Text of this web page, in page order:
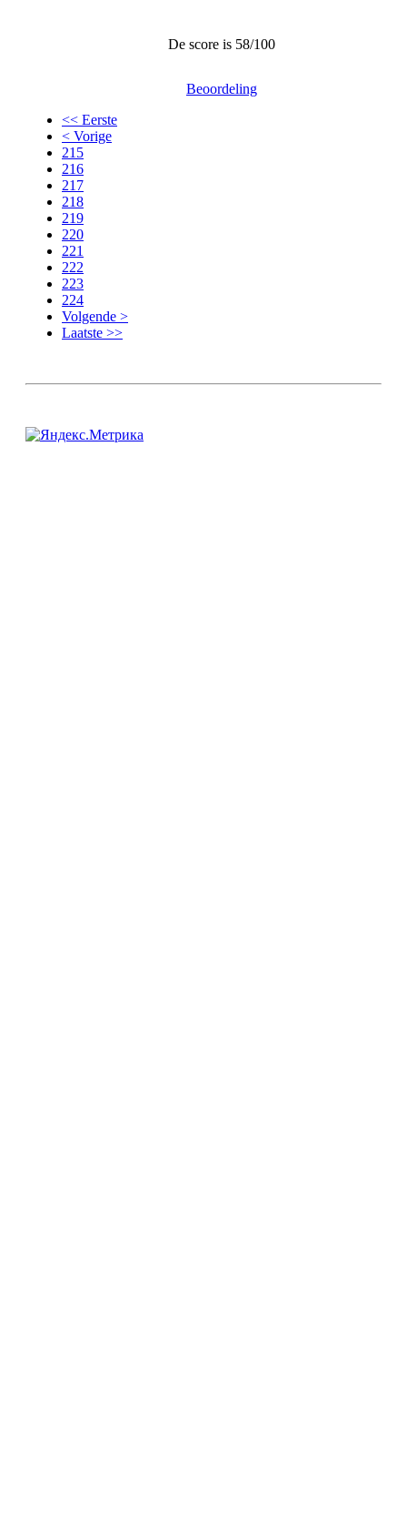
De score is 58/100
Beoordeling
<< Eerste
< Vorige
215
216
217
218
219
220
221
222
223
224
Volgende >
Laatste >>